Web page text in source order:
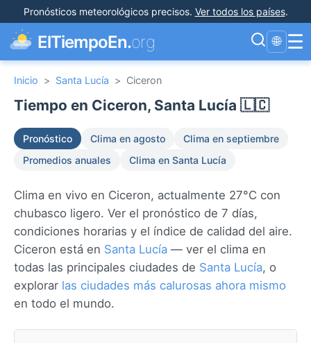
Pronósticos meteorológicos precisos. Ver todos los países.
ElTiempoEn.org 🌐 ☰
Inicio > Santa Lucía > Ciceron
Tiempo en Ciceron, Santa Lucía 🇱🇨
Pronóstico Clima en agosto
Clima en septiembre
Promedios anuales
Clima en Santa Lucía
Clima en vivo en Ciceron, actualmente 27°C con
chubasco ligero. Ver el pronóstico de 7 días,
condiciones horarias y el índice de calidad del aire.
Ciceron está en Santa Lucía — ver el clima en
todas las principales ciudades de Santa Lucía, o
explorar las ciudades más calurosas ahora mismo
en todo el mundo.